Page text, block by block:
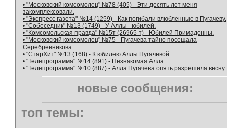
• "Московский комсомолец" №78 (405) - Эти десять лет меня
закомплексовали.
• "Экспресс газета" №14 (1259) - Как погибали влюбленные в Пугачеву.
• "Собеседник" №13 (1749) - У Аллы - юбилей.
• "Комсомольская правда" №15т (26965-т) - Юбилей Примадонны.
• "Московский комсомолец" №75 - Пугачева тайно посещала
Серебренникова.
• "СтарХит" №13 (168) - К юбилею Аллы Пугачевой.
• "Телепрограмма" №14 (891) - Незнакомая Алла.
• "Телепрограмма" №10 (887) - Алла Пугачева опять разрешила весну.
новые сообщения:
топ темы: